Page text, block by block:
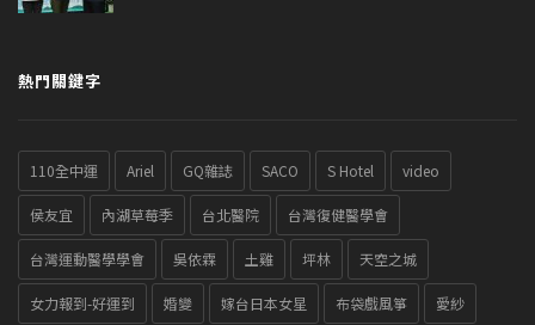
熱門關鍵字
110全中運 Ariel GQ雜誌 SACO S Hotel video
侯友宜 內湖草莓季 台北醫院 台灣復健醫學會
台灣運動醫學學會 吳依霖 土雞 坪林 天空之城
女力報到-好運到 婚變 嫁台日本女星 布袋戲風箏 愛紗